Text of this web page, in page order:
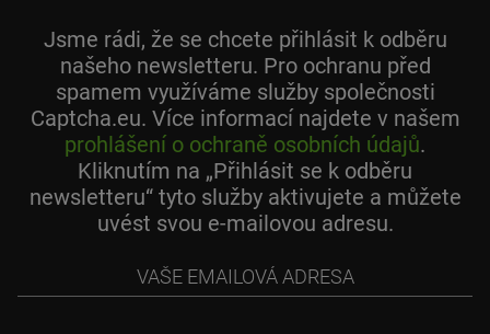
Jsme rádi, že se chcete přihlásit k odběru
našeho newsletteru. Pro ochranu před
spamem využíváme služby společnosti
Captcha.eu. Více informací najdete v našem
prohlášení o ochraně osobních údajů.
Kliknutím na „Přihlásit se k odběru
newsletteru“ tyto služby aktivujete a můžete
uvést svou e-mailovou adresu.
adresa